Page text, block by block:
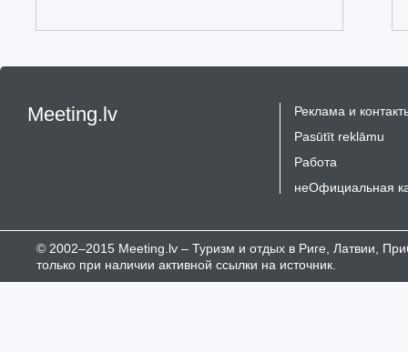
Meeting.lv
Реклама и
Pasūtīt reklāmu
Работа
неОфициальная
© 2002–2015 Meeting.lv – Туризм и отдых в Риге, Латвии,
только при наличии активной ссылки на источник.